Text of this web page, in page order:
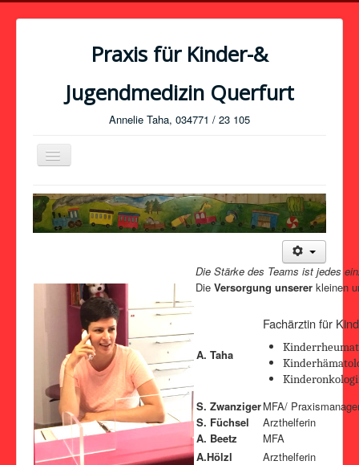
Praxis für Kinder-&
Jugendmedizin Querfurt
Annelie Taha, 034771 / 23 105
Navigation
an/aus
Home
Praxisprofil
Kontakt
Praxisteam
Impressum
Datenschutzerklärung
Die Stärke des Teams ist jedes
Die Versorgung unserer kleinen
A. Taha
Fachärztin für
S. ZwanzigerMFA/
S. Füchsel
Arzthelferin
A. Beetz
MFA
A.Hölzl
Arzthelferin